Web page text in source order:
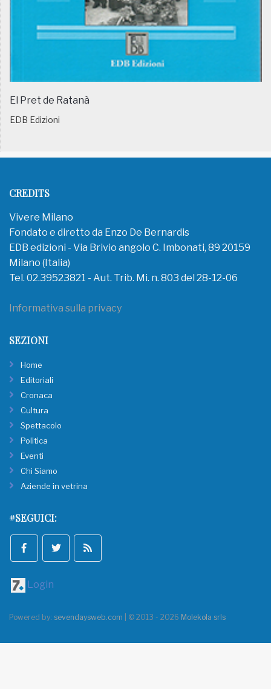
El Pret de Ratanà
EDB Edizioni
CREDITS
Vivere Milano
Fondato e diretto da Enzo De Bernardis
EDB edizioni - Via Brivio angolo C. Imbonati, 89 20159
Milano (Italia)
Tel. 02.39523821 - Aut. Trib. Mi. n. 803 del 28-12-06
Informativa sulla privacy
SEZIONI
Home
Editoriali
Cronaca
Cultura
Spettacolo
Politica
Eventi
Chi Siamo
Aziende in vetrina
#SEGUICI:
Login
Powered by: sevendaysweb.com | © 2013 - 2026 Molekola srls